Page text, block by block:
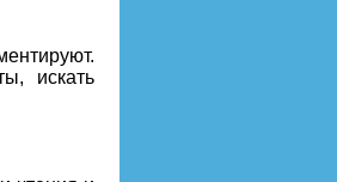
искать